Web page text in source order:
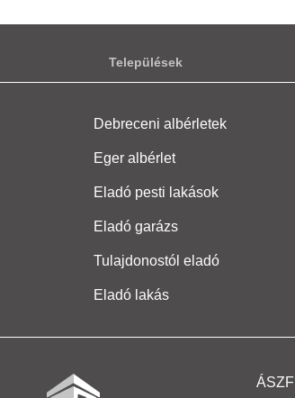
Települések
Debreceni albérletek
Eger albérlet
Eladó pesti lakások
Eladó garázs
Tulajdonostól eladó
Eladó lakás
ÁSZF